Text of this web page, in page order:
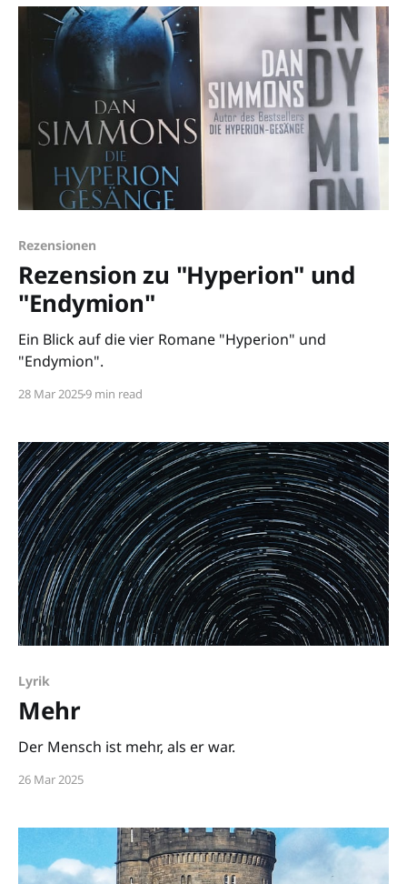
Rezensionen
Rezension zu "Hyperion" und
"Endymion"
Ein Blick auf die vier Romane "Hyperion" und
"Endymion".
28 Mar 20259 min read
Lyrik
Mehr
Der Mensch ist mehr, als er war.
26 Mar 2025